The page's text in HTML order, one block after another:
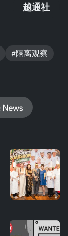
越通社
#隔离观察